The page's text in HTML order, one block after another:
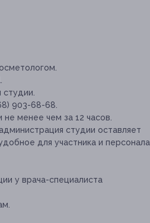
903-68-68.
менее чем за 12 часов.
студии оставляет
для участника и персонала
у врача-специалиста